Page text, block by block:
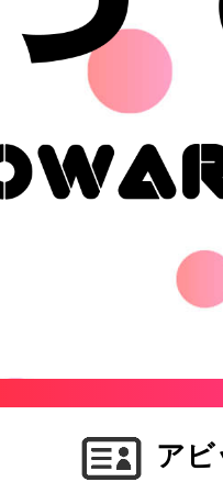
ア